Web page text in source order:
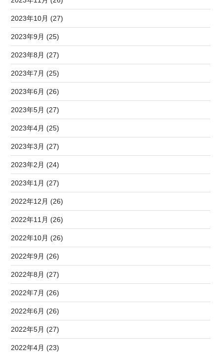
2023年10月 (27)
2023年9月 (25)
2023年8月 (27)
2023年7月 (25)
2023年6月 (26)
2023年5月 (27)
2023年4月 (25)
2023年3月 (27)
2023年2月 (24)
2023年1月 (27)
2022年12月 (26)
2022年11月 (26)
2022年10月 (26)
2022年9月 (26)
2022年8月 (27)
2022年7月 (26)
2022年6月 (26)
2022年5月 (27)
2022年4月 (23)